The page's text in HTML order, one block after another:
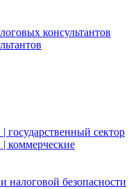
консультантов
государственный сектор
| коммерческие
налоговой безопасности